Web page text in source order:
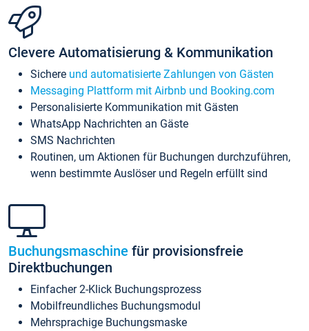
Clevere Automatisierung & Kommunikation
Sichere und automatisierte Zahlungen von Gästen
Messaging Plattform mit Airbnb und Booking.com
Personalisierte Kommunikation mit Gästen
WhatsApp Nachrichten an Gäste
SMS Nachrichten
Routinen, um Aktionen für Buchungen durchzuführen,
wenn bestimmte Auslöser und Regeln erfüllt sind
Buchungsmaschine für provisionsfreie
Direktbuchungen
Einfacher 2-Klick Buchungsprozess
Mobilfreundliches Buchungsmodul
Mehrsprachige Buchungsmaske